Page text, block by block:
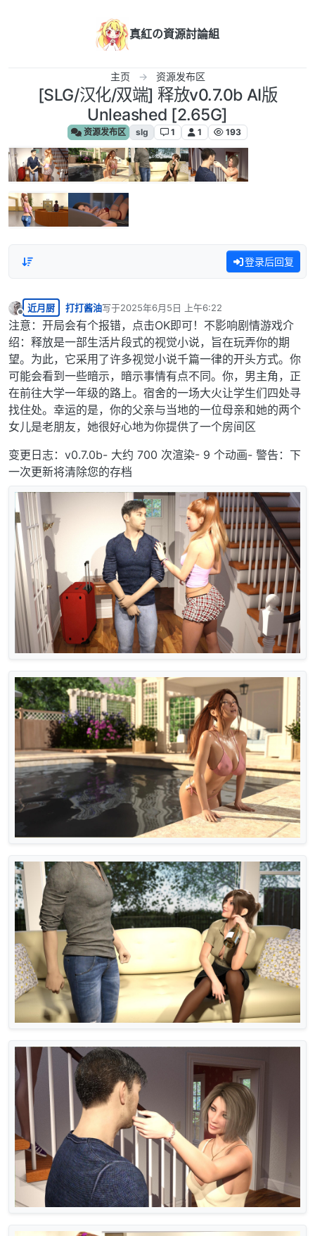
真紅の資源討論組
主页 资源发布区
[SLG/汉化/双端] 释放v0.7.0b AI版
Unleashed [2.65G]
资源发布区 slg 1 1 193
登录后回复
离线
近月厨 打打酱油写于2025年6月5日 上午6:22
最后由 编辑
注意：开局会有个报错，点击OK即可！不影响剧情游戏介
绍：释放是一部生活片段式的视觉小说，旨在玩弄你的期
望。为此，它采用了许多视觉小说千篇一律的开头方式。你
可能会看到一些暗示，暗示事情有点不同。你，男主角，正
在前往大学一年级的路上。宿舍的一场大火让学生们四处寻
找住处。幸运的是，你的父亲与当地的一位母亲和她的两个
女儿是老朋友，她很好心地为你提供了一个房间区
变更日志：v0.7.0b- 大约 700 次渲染- 9 个动画- 警告：下
一次更新将清除您的存档